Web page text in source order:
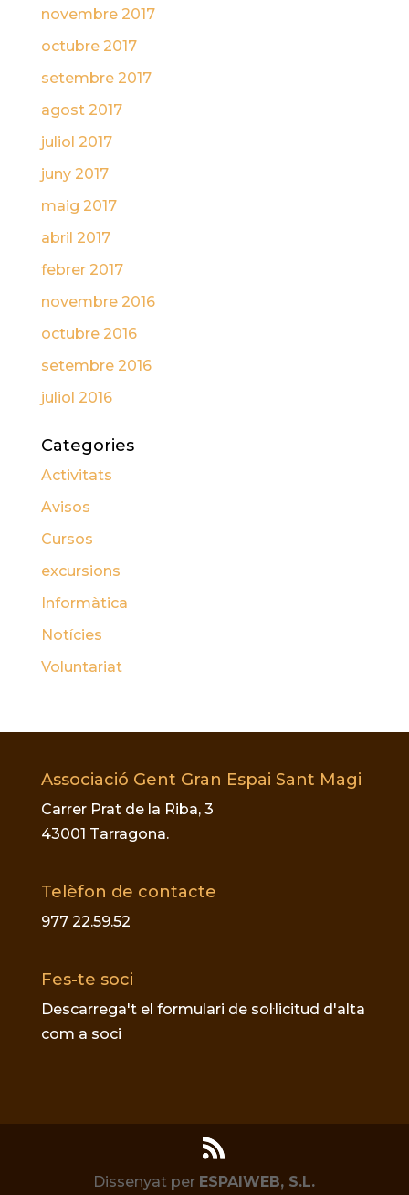
novembre 2017
octubre 2017
setembre 2017
agost 2017
juliol 2017
juny 2017
maig 2017
abril 2017
febrer 2017
novembre 2016
octubre 2016
setembre 2016
juliol 2016
Categories
Activitats
Avisos
Cursos
excursions
Informàtica
Notícies
Voluntariat
Associació Gent Gran Espai Sant Magi
Carrer Prat de la Riba, 3
43001 Tarragona.
Telèfon de contacte
977 22.59.52
Fes-te soci
Descarrega't el formulari de sol·licitud d'alta
com a soci
Dissenyat per ESPAIWEB, S.L.